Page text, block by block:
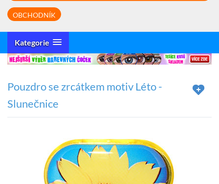
OBCHODNÍK
Kategorie
Pouzdro se zrcátkem motiv Léto -
Slunečnice